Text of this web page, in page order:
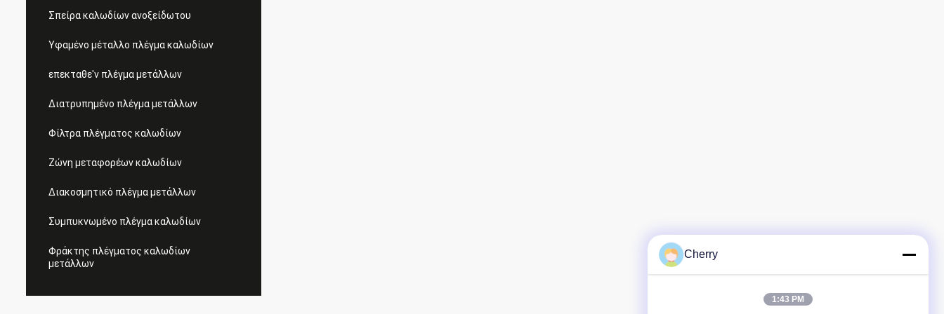
Σπείρα καλωδίων ανοξείδωτου
Υφαμένο μέταλλο πλέγμα καλωδίων
επεκταθε'ν πλέγμα μετάλλων
Διατρυπημένο πλέγμα μετάλλων
Φίλτρα πλέγματος καλωδίων
Ζώνη μεταφορέων καλωδίων
Διακοσμητικό πλέγμα μετάλλων
Συμπυκνωμένο πλέγμα καλωδίων
Φράκτης πλέγματος καλωδίων
μετάλλων
Cherry
1:43 PM